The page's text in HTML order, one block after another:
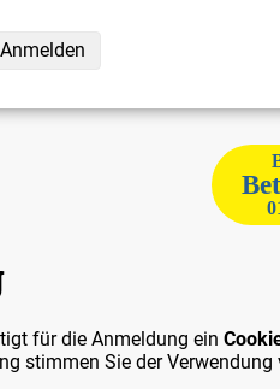
Anmelden
für die Anmeldung ein
stimmen Sie der Verwendung